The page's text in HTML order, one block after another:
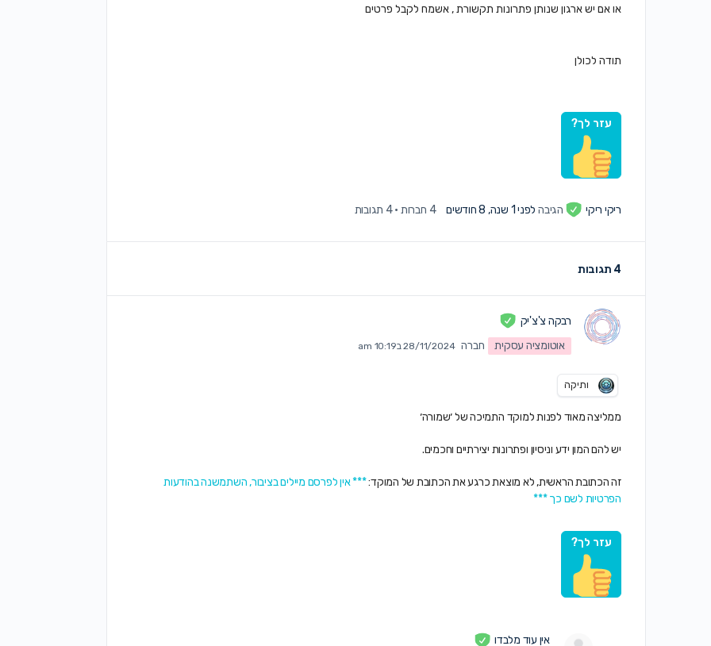
או אם יש ארגון שנותן פתרונות תקשורת , אשמח לקבל פרטים
תודה לכולן
עזר לך?
ריקי ריקי הגיבה לפני 1 שנה, 8 חודשים 4 חברות ·4 תגובות
4 תגובות
רבקה צ'צ'יק
אוטומציה עסקית
חברה 28/11/2024 ב10:19 am
ותיקה
ממליצה מאוד לפנות למוקד התמיכה של ׳שמורה׳
יש להם המון ידע וניסיון ופתרונות יצירתיים וחכמים.
זה הכתובת הראשית, לא מוצאת כרגע את הכתובת של המוקד:*** אין לפרסם מיילים בציבור, השתמשנה בהודעות
הפרטיות לשם כך ***
עזר לך?
אין עוד מלבדו